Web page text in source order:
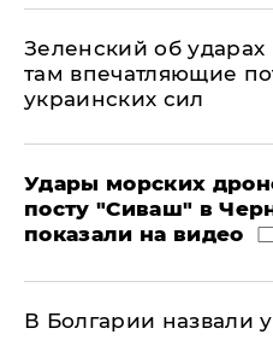
Зеленский об
там впечатляющие
украинских сил
Удары морских
посту "Сиваш" в
показали на видео
В Болгарии назвали